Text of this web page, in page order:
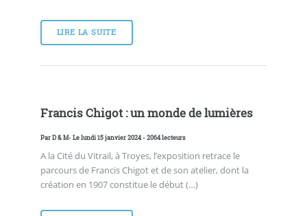
LIRE LA SUITE
Francis Chigot : un monde de lumières
ParD & M- Le lundi 15 janvier 2024 - 2064 lecteurs
A la Cité du Vitrail, à Troyes, l’exposition retrace le
parcours de Francis Chigot et de son atelier, dont la
création en 1907 constitue le début (…)